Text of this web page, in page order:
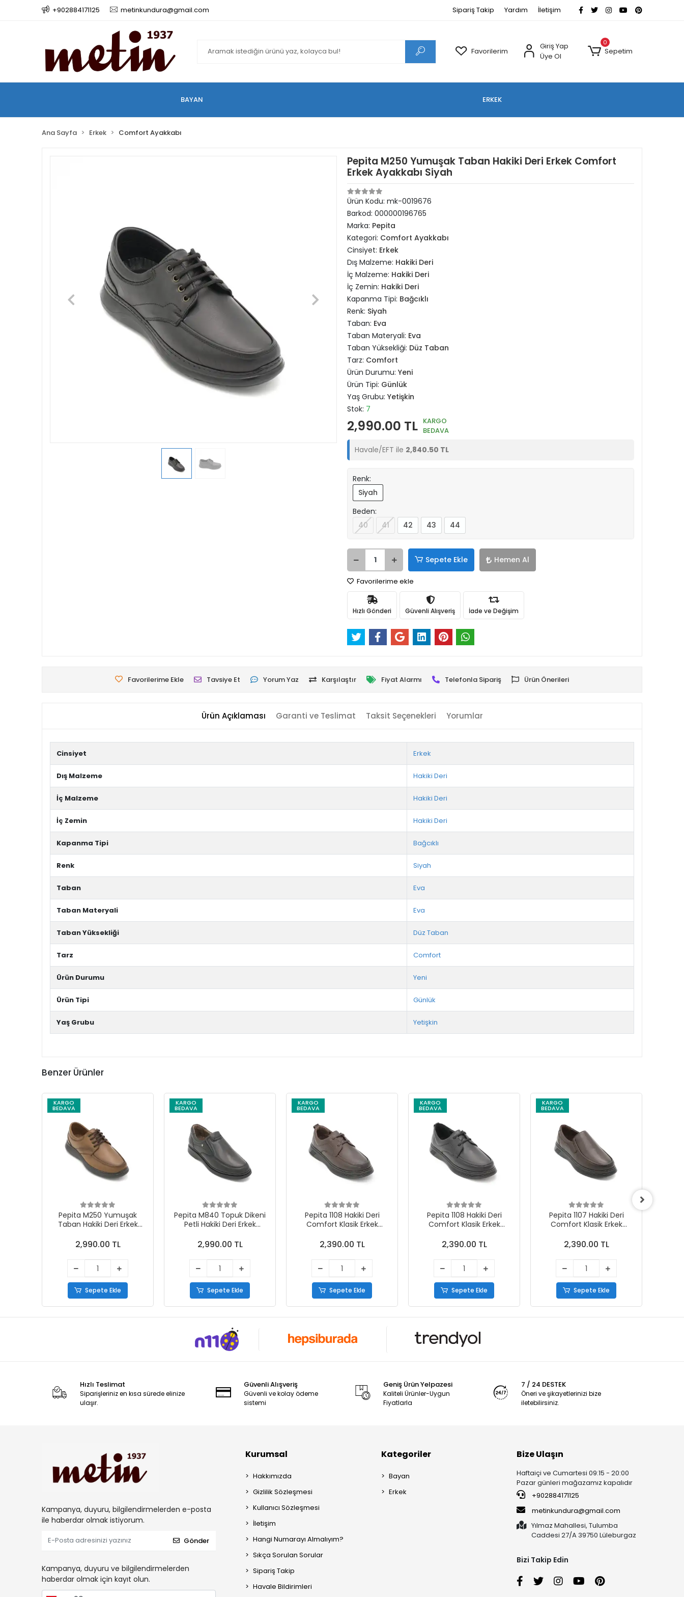
+902884171125 metinkundura@gmail.com Sipariş Takip Yardım İletişim
Favorilerim
Giriş Yap
Üye Ol
0
Sepetim
BAYAN ERKEK
Ana Sayfa Erkek Comfort Ayakkabı
Pepita M250 Yumuşak Taban Hakiki Deri Erkek Comfort
Erkek Ayakkabı Siyah
Ürün Kodu: mk-0019676
Barkod: 000000196765
Marka: Pepita
Kategori: Comfort Ayakkabı
Cinsiyet: Erkek
Dış Malzeme: Hakiki Deri
İç Malzeme: Hakiki Deri
İç Zemin: Hakiki Deri
Kapanma Tipi: Bağcıklı
Renk: Siyah
Taban: Eva
Taban Materyali: Eva
Taban Yüksekliği: Düz Taban
Tarz: Comfort
Ürün Durumu: Yeni
Ürün Tipi: Günlük
Yaş Grubu: Yetişkin
Stok: 7
2,990.00 TL KARGO
BEDAVA
Havale/EFT ile 2,840.50 TL
Renk:
Siyah
Beden:
40
41 42 43 44
Sepete Ekle Hemen Al
Favorilerime ekle
Hızlı Gönderi Güvenli Alışveriş İade ve Değişim
Favorilerime Ekle Tavsiye Et Yorum Yaz Karşılaştır Fiyat Alarmı Telefonla Sipariş Ürün Önerileri
Ürün Açıklaması Garanti ve Teslimat Taksit Seçenekleri Yorumlar
Cinsiyet Erkek
Dış Malzeme Hakiki Deri
İç Malzeme Hakiki Deri
İç Zemin Hakiki Deri
Kapanma Tipi Bağcıklı
Renk Siyah
Taban Eva
Taban Materyali Eva
Taban Yüksekliği Düz Taban
Tarz Comfort
Ürün Durumu Yeni
Ürün Tipi Günlük
Yaş Grubu Yetişkin
Benzer Ürünler
KARGO
BEDAVA
Pepita M250 Yumuşak
Taban Hakiki Deri Erkek
Taba
2,990.00 TL
Sepete Ekle
KARGO
BEDAVA
Pepita M840 Topuk Dikeni
Petli Hakiki Deri Erkek
2,990.00 TL
Sepete Ekle
KARGO
BEDAVA
Pepita 1108 Hakiki Deri
Comfort Klasik Erkek
2,390.00 TL
Sepete Ekle
KARGO
BEDAVA
Pepita 1108 Hakiki Deri
Comfort Klasik Erkek
2,390.00 TL
Sepete Ekle
KARGO
BEDAVA
Pepita 1107 Hakiki Deri
Comfort Klasik Erkek
2,390.00 TL
Sepete Ekle
Hızlı Teslimat
Siparişleriniz en kısa sürede elinize
ulaşır.
Güvenli Alışveriş
Güvenli ve kolay ödeme
sistemi
Geniş Ürün Yelpazesi
Kaliteli Ürünler-Uygun
Fiyatlarla
7 / 24 DESTEK
Öneri ve şikayetlerinizi bize
iletebilirsiniz.
Kampanya, duyuru, bilgilendirmelerden e-posta
ile haberdar olmak istiyorum.
Gönder
Kampanya, duyuru ve bilgilendirmelerden
haberdar olmak için kayıt olun.
Kurumsal
Hakkımızda
Gizlilik Sözleşmesi
Kullanıcı Sözleşmesi
İletişim
Hangi Numarayı Almalıyım?
Sıkça Sorulan Sorular
Sipariş Takip
Havale Bildirimleri
Kategoriler
Bayan
Erkek
Bize Ulaşın
Haftaiçi ve Cumartesi 09:15 - 20:00
Pazar günleri mağazamız kapalıdır
+902884171125
metinkundura@gmail.com
Yılmaz Mahallesi, Tulumba
Caddesi 27/A 39750 Lüleburgaz
Bizi Takip Edin